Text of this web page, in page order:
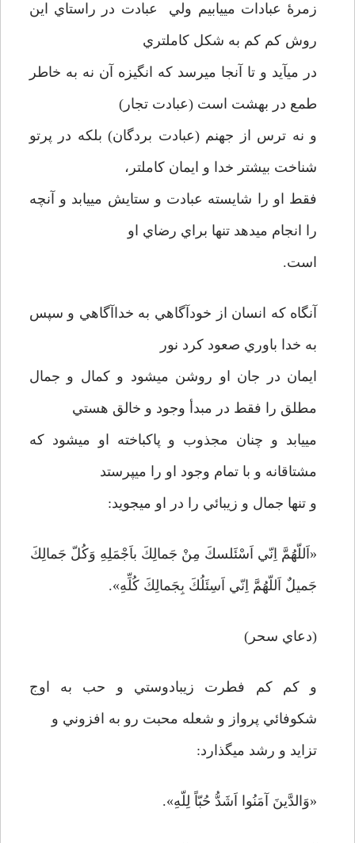
زمرۀ عبادات مي­يابيم ولي عبادت در راستاي اين
روش كم كم به شكل كاملتري
در مي­آيد و تا آنجا مي­رسد كه انگيزه آن نه به خاطر
طمع در بهشت است (عبادت تجار)
و نه ترس از جهنم (عبادت بردگان) بلكه در پرتو
شناخت بيشتر خدا و ايمان كاملتر،
فقط او را شايسته عبادت و ستايش مي­يابد و آنچه
را انجام مي­دهد تنها براي رضاي او
است.
آنگاه كه انسان از خودآگاهي به خداآگاهي و سپس
به خدا باوري صعود كرد نور
ايمان در جان او روشن مي­شود و كمال و جمال
مطلق را فقط در مبدأ وجود و خالق هستي
مي­يابد و چنان مجذوب و پاكباخته او مي­شود كه
مشتاقانه و با تمام وجود او را مي­پرستد
و تنها جمال و زيبائي را در او مي­جويد:
«اَللّهُمَّ اِنّي اَسْئَلسكَ مِنْ جَمالِكَ باَجْمَلِهِ وَكُلّ جَمالِكَ
جَميلٌ اَللّهُمَّ اِنّي اَسِئَلُكَ بِجَمالِكَ كُلِّهِ».
(دعاي سحر)
و كم كم فطرت زيبادوستي و حب به اوج
شكوفائي پرواز و شعله محبت رو به افزوني و
تزايد و رشد مي­گذارد:
«وَالدَّينَ آمَنُوا اَشَدُّ حُبّاً لِلّهِ».